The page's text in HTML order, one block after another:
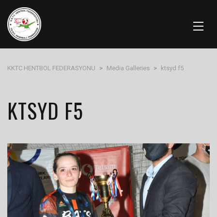
KKTC HENTBOL FEDERASYONU > Media Galleries > ktsyd f5
KTSYD F5